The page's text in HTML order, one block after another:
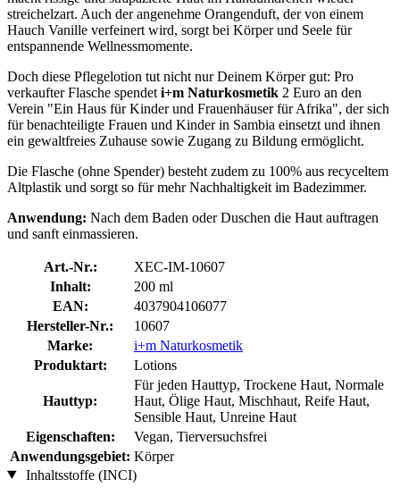
streichelzart. Auch der angenehme Orangenduft, der von einem
Hauch Vanille verfeinert wird, sorgt bei Körper und Seele für
entspannende Wellnessmomente.
Doch diese Pflegelotion tut nicht nur Deinem Körper gut: Pro
verkaufter Flasche spendet i+m Naturkosmetik 2 Euro an den
Verein "Ein Haus für Kinder und Frauenhäuser für Afrika", der sich
für benachteiligte Frauen und Kinder in Sambia einsetzt und ihnen
ein gewaltfreies Zuhause sowie Zugang zu Bildung ermöglicht.
Die Flasche (ohne Spender) besteht zudem zu 100% aus recyceltem
Altplastik und sorgt so für mehr Nachhaltigkeit im Badezimmer.
Anwendung: Nach dem Baden oder Duschen die Haut auftragen
und sanft einmassieren.
Art.-Nr.:
XEC-IM-10607
Inhalt:
200 ml
EAN:
4037904106077
Hersteller-Nr.:
10607
Marke:
i+m Naturkosmetik
Produktart:
Lotions
Hauttyp:
Für jeden Hauttyp, Trockene Haut, Normale
Haut, Ölige Haut, Mischhaut, Reife Haut,
Sensible Haut, Unreine Haut
Eigenschaften:
Vegan, Tierversuchsfrei
Anwendungsgebiet: Körper
Inhaltsstoffe (INCI)